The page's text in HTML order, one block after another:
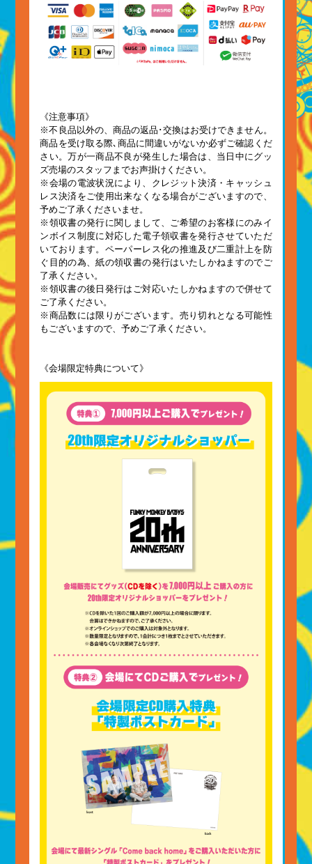
《注意事項》
※不良品以外の、商品の返品･交換はお受けできません。
商品を受け取る際､商品に間違いがないか必ずご確認くだ
さい。万が一商品不良が発生した場合は、当日中にグッ
ズ売場のスタッフまでお声掛けください。
※会場の電波状況により、クレジット決済・キャッシュ
レス決済をご使用出来なくなる場合がございますので、
予めご了承くださいませ。
※領収書の発行に関しまして、ご希望のお客様にのみイ
ンボイス制度に対応した電子領収書を発行させていただ
いております。ペーパーレス化の推進及び二重計上を防
ぐ目的の為、紙の領収書の発行はいたしかねますのでご
了承ください。
※領収書の後日発行はご対応いたしかねますので併せて
ご了承ください。
※商品数には限りがございます。売り切れとなる可能性
もございますので、予めご了承ください。
《会場限定特典について》